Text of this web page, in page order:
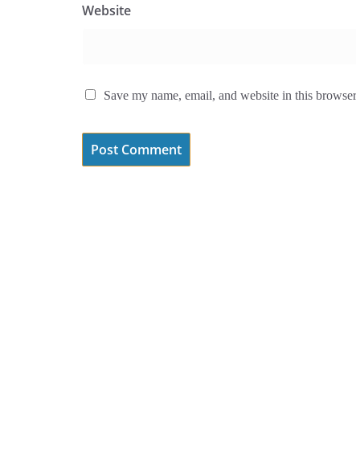
Website
Save my name, email, and website in this